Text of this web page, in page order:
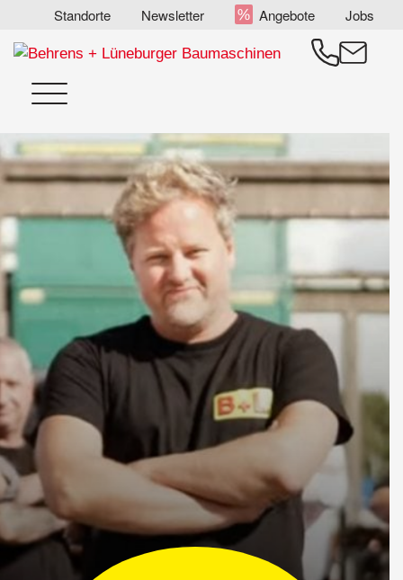
springen
Standorte Newsletter Angebote Jobs
Menü